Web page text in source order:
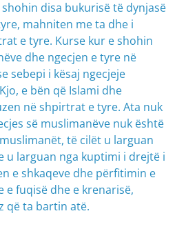
disa bukurisë të dynjasë
mahniten me ta dhe i
e tyre. Kurse kur e shohin
dhe ngecjen e tyre në
sebepi i kësaj ngecjeje
e bën që Islami dhe
në shpirtrat e tyre. Ata nuk
së muslimanëve nuk është
të cilët u larguan
u larguan nga kuptimi i drejtë i
e shkaqeve dhe përfitimin e
e fuqisë dhe e krenarisë,
që ta bartin atë.